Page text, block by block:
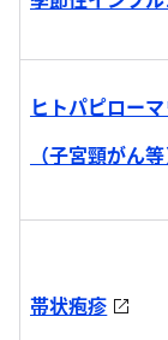
ヒトパピロー
（子宮頸がん等
帯状疱疹